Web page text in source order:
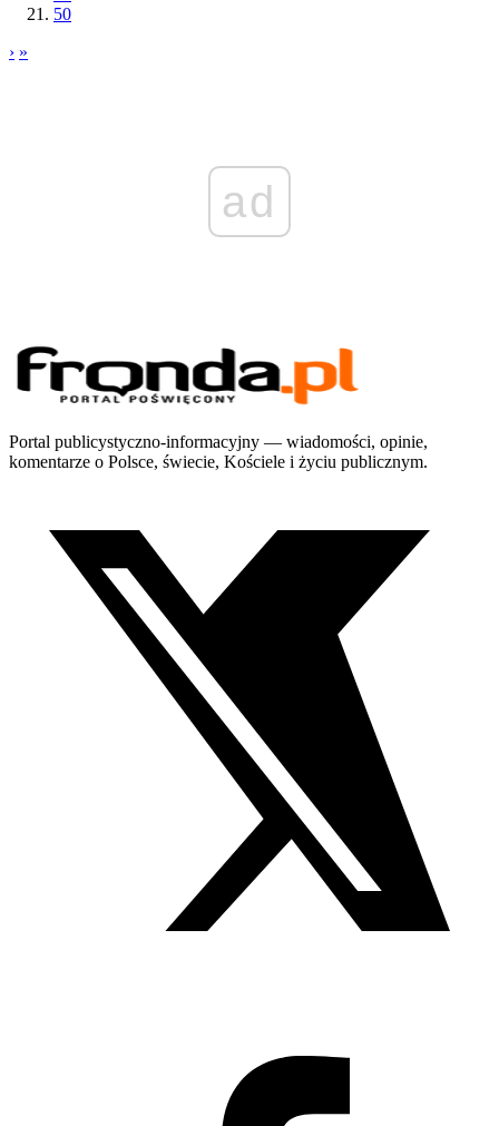
50
› »
ad
Portal publicystyczno-informacyjny — wiadomości, opinie,
komentarze o Polsce, świecie, Kościele i życiu publicznym.